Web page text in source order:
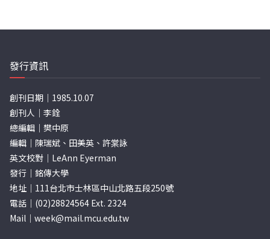
分
頁
發行資訊
創刊日期｜1985.10.07
創刊人｜李銓
總編輯｜樊中原
編輯｜陳瑞斌、田美英、許棠詠
英文校對｜LeAnn Eyerman
發行｜銘傳大學
地址｜111台北市士林區中山北路五段250號
電話｜(02)28824564 Ext. 2324
Mail｜ week@mail.mcu.edu.tw